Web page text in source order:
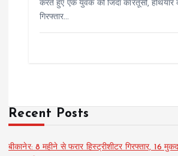
करते हुए एक युवक को जिंदा कारतूसों, हथियार
गिरफ्तार…
Recent Posts
बीकानेर: 8 महीने से फरार हिस्ट्रीशीटर गिरफ्तार, 16